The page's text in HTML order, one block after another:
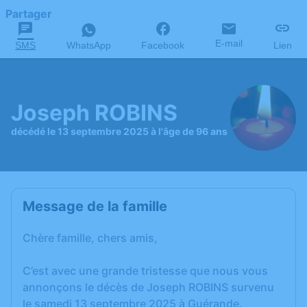
Partager
SMS WhatsApp Facebook E-mail Lien
Joseph ROBINS
décédé le 13 septembre 2025 à l'âge de 96 ans
Message de la famille
Chère famille, chers amis,
C’est avec une grande tristesse que nous vous
annonçons le décès de Joseph ROBINS survenu
le samedi 13 septembre 2025 à Guérande.